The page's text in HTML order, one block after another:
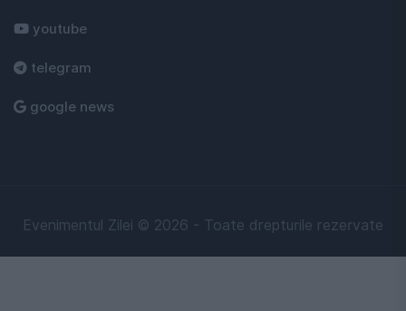
youtube
telegram
google news
Evenimentul Zilei © 2026 - Toate drepturile rezervate